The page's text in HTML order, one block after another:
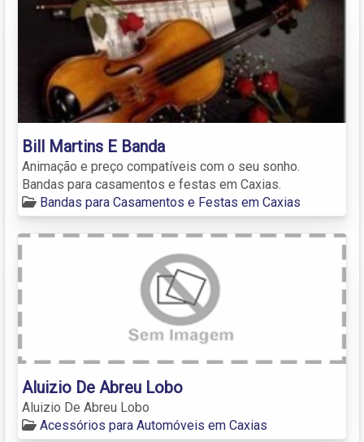
Bill Martins E Banda
Animação e preço compatíveis com o seu sonho.
Bandas para casamentos e festas em Caxias.
Bandas para Casamentos e Festas em Caxias
Aluizio De Abreu Lobo
Aluizio De Abreu Lobo
Acessórios para Automóveis em Caxias